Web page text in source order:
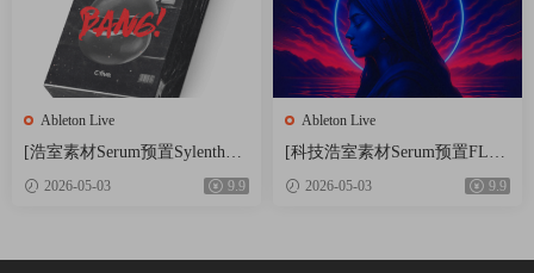
Ableton Live
[浩室素材Serum预置Sylenth1
预置FL模板Ableton模板] Ofive
Bang House [WAV, MiDi]（1.33
2026-05-03 9.9
Ableton Live
[科技浩室素材Serum预置FL模
板Ableton模板] AWD Sounds M
ystical Rituals Vol.1 [WAV, MiD
2026-05-03 9.9